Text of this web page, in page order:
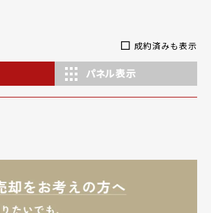
成約済みも表示
パネル表示